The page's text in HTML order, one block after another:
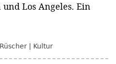
Los Angeles. Ein
Kultur